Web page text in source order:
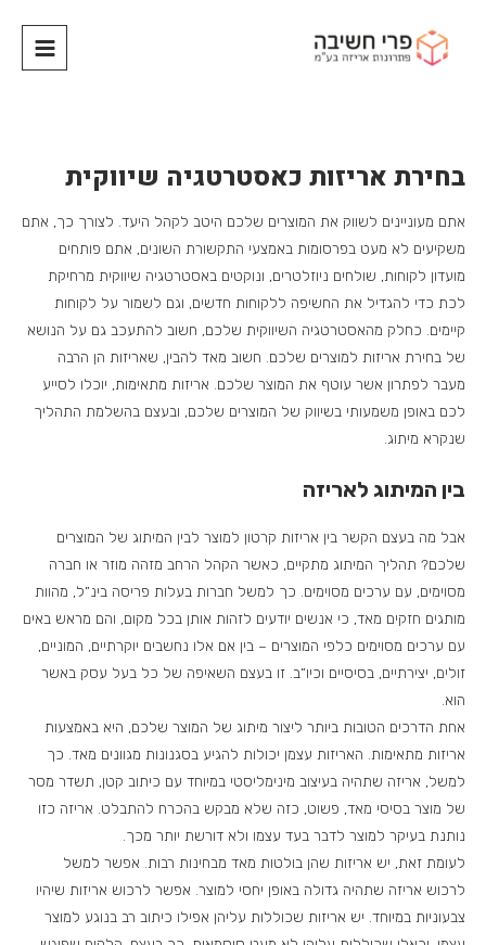
בחירת אריזות כאסטרטגיה שיווקית
אתם מעוניינים לשווק את המוצרים שלכם היטב לקהל היעד. לצורך כך, אתם
משקיעים לא מעט בפרסומות באמצעי התקשורת השונים, אתם פותחים
מועדון לקוחות, שולחים ניוזלטרים, ונוקטים באסטרטגיה שיווקית מרחיקת
לכת כדי להגדיל את החשיפה ללקוחות חדשים, וגם לשמור על לקוחות
קיימים. כחלק מהאסטרטגיה השיווקית שלכם, חשוב להתעכב גם על הנושא
של בחירת אריזות למוצרים שלכם. חשוב מאד להבין, שאריזות הן הרבה
מעבר לפתרון אשר עוטף את המוצר שלכם. אריזות מתאימות, יוכלו לסייע
לכם באופן משמעותי בשיווק של המוצרים שלכם, ובעצם בהשלמת התהליך
שנקרא מיתוג.
בין המיתוג לאריזה
אבל מה בעצם הקשר בין אריזות קרטון למוצר לבין המיתוג של המוצרים
שלכם? תהליך המיתוג מתקיים, כאשר הקהל הרחב מזהה מוזר או חברה
מסוימים, עם ערכים מסוימים. כך למשל חברות בעלות פריסה בינ”ל, מהוות
מותגים חזקים מאד, כי אנשים יודעים לזהות אותן בכל מקום, והם מראש באים
עם ערכים מסוימים כלפי המוצרים – בין אם אלו נחשבים יוקרתיים, המוניים,
זולים, יצירתיים, בסיסיים וכיו”ב. זו בעצם השאיפה של כל בעל עסק באשר
הוא.
אחת הדרכים הטובות ביותר ליצור מיתוג של המוצר שלכם, היא באמצעות
אריזות מתאימות. האריזות עצמן יכולות להגיע בסגנונות מגוונים מאד. כך
למשל, אריזה שתהיה בעיצוב מינימליסטי במיוחד עם כיתוב קטן, תשדר מסר
של מוצר בסיסי מאד, פשוט, כזה שלא מבקש בהכרח להתבלט. אריזה כזו
נותנת בעיקר למוצר לדבר בעד עצמו ולא דורשת יותר מכך.
לעומת זאת, יש אריזות שהן בולטות מאד מבחינות רבות. אפשר למשל
לרכוש אריזה שתהיה גדולה באופן יחסי למוצר. אפשר לרכוש אריזות שיהיו
צבעוניות במיוחד. יש אריזות שכוללות עליהן אפילו כיתוב רב בנוגע למוצר